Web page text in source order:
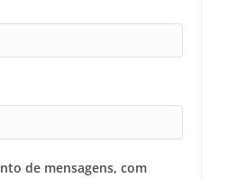
de mensagens, com